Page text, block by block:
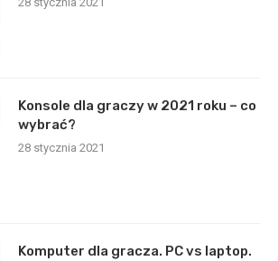
Konsole dla graczy w 2021 roku – co
wybrać?
28 stycznia 2021
Komputer dla gracza. PC vs laptop.